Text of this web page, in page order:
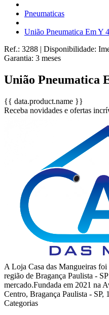
Pneumaticas
União Pneumatica Em Y
Ref.: 3288 | Disponibilidade:
Garantia: 3 meses
União Pneumatica
{{ data.product.name }}
Receba novidades e ofertas
A Loja Casa das Mangueiras
região de Bragança Paulista -
mercado.Fundada em 2021 na
Centro, Bragança Paulista - SP,
Categorias